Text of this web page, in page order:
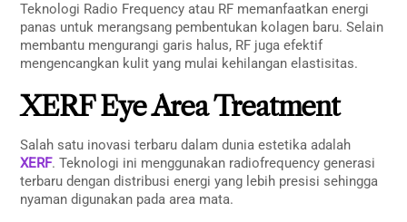
Teknologi Radio Frequency atau RF memanfaatkan energi
panas untuk merangsang pembentukan kolagen baru. Selain
membantu mengurangi garis halus, RF juga efektif
mengencangkan kulit yang mulai kehilangan elastisitas.
XERF Eye Area Treatment
Salah satu inovasi terbaru dalam dunia estetika adalah
XERF. Teknologi ini menggunakan radiofrequency generasi
terbaru dengan distribusi energi yang lebih presisi sehingga
nyaman digunakan pada area mata.